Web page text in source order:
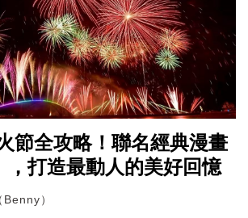
節全攻略！聯名經典漫畫
，打造最動人的美好回憶
）